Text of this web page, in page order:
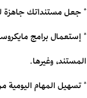
* جعل مستنداتك جاهزة
* إستعمال برامج
المستند، وغيرها.
* تسهيل المهام